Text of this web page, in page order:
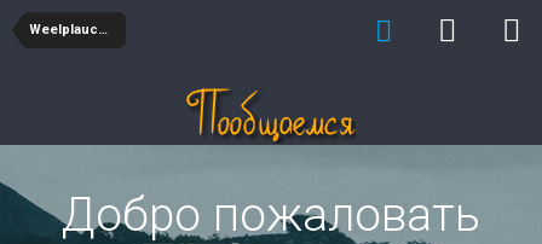
Weelplauche
Добро пожаловать